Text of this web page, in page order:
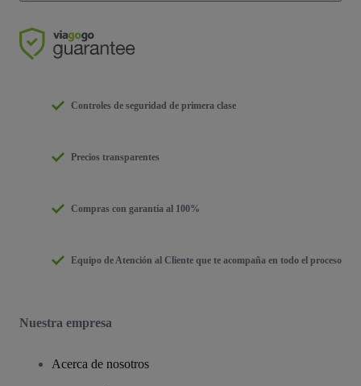
Controles de seguridad de primera clase
Precios transparentes
Compras con garantía al 100%
Equipo de Atención al Cliente que te acompaña en todo el proceso
Nuestra empresa
Acerca de nosotros